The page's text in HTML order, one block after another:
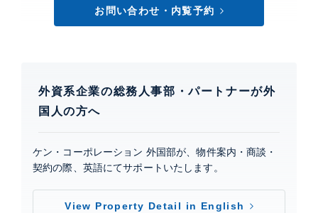
アルス中目黒ヴィルトレーテ
お問い合わせ・内覧予約
外資系企業の総務人事部・パートナーが外
国人の方へ
ケン・コーポレーション 外国部が、物件案内・商談・
契約の際、英語にてサポートいたします。
View Property Detail in English